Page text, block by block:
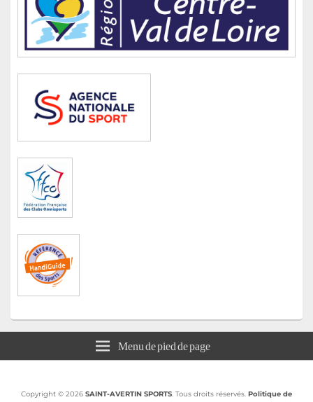
Menu de pied de page
Copyright © 2026 SAINT-AVERTIN SPORTS. Tous droits réservés. Politique de